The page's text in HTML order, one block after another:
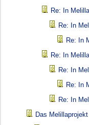
Re: In
Re: In
Re: In
Re: In
Re: In
Re: In
Re: In
Das Melillaprojekt